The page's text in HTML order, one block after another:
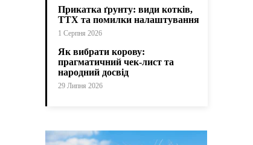
Прикатка ґрунту: види котків,
ТТХ та помилки налаштування
1 Серпня 2026
Як вибрати корову:
прагматичний чек-лист та
народний досвід
29 Липня 2026